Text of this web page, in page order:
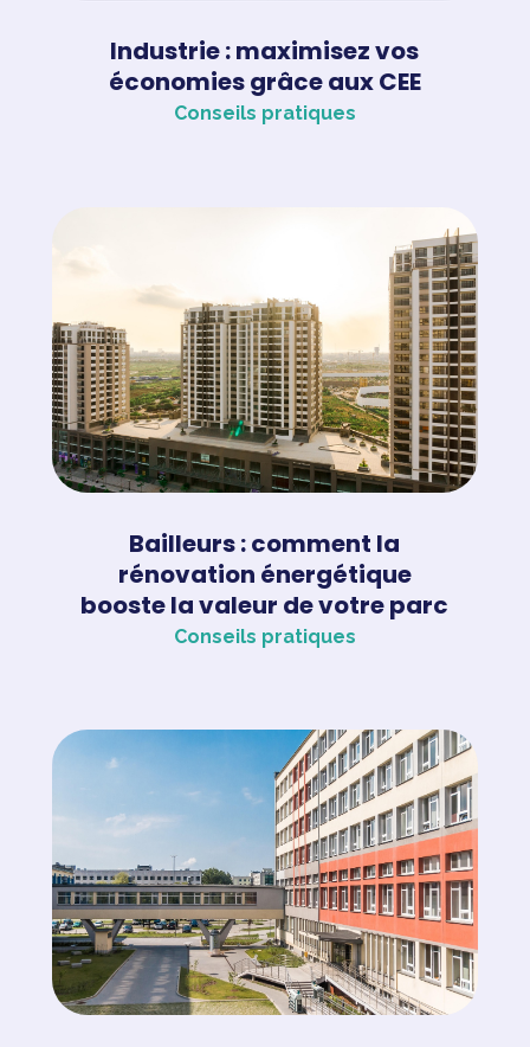
Industrie : maximisez vos
économies grâce aux CEE
Conseils pratiques
Bailleurs : comment la
rénovation énergétique
booste la valeur de votre parc
Conseils pratiques